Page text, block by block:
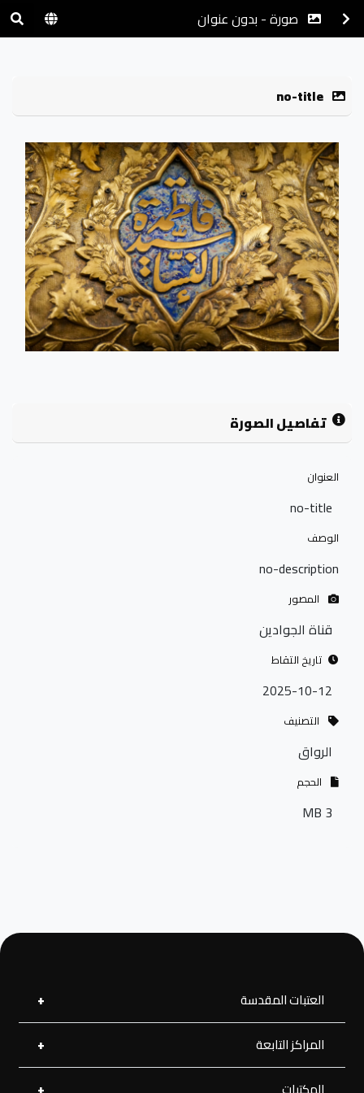
صورة - بدون عنوان
no-title
تفاصيل الصورة
العنوان
no-title
الوصف
no-description
المصور
قناة الجوادين
تاريخ التقاط
2025-10-12
التصنيف
الرواق
الحجم
3 MB
العتبات المقدسة
العتبة العلوية المقدسة
العتبة الحسينية المقدسة
المراكز التابعة